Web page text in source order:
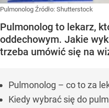
Pulmonolog Źródło: Shutterstock
Pulmonolog to lekarz,
oddechowym. Jakie
trzeba umówić się na
Pulmonolog – co to za
Kiedy wybrać się do